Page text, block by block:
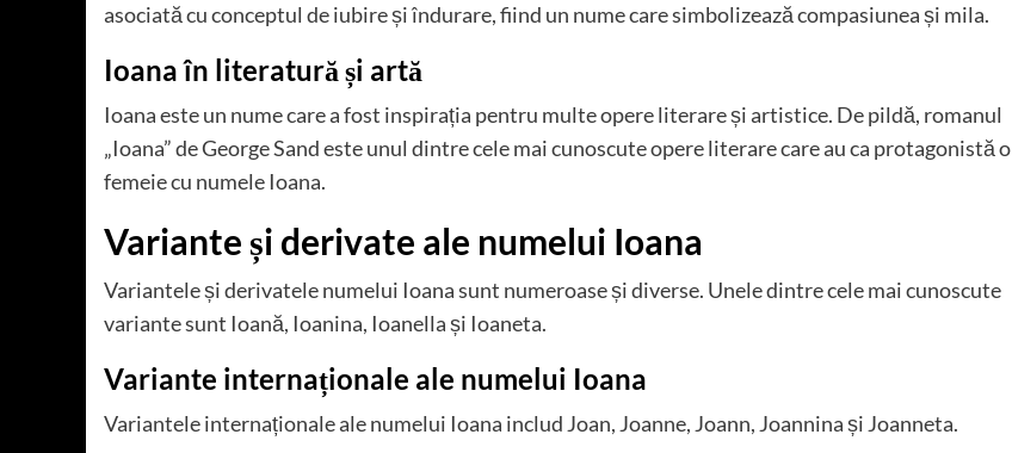
asociată cu conceptul de iubire și îndurare, fiind un nume care simbolizează compasiunea și mila.
Ioana în literatură și artă
Ioana este un nume care a fost inspirația pentru multe opere literare și artistice. De pildă, romanul
„Ioana” de George Sand este unul dintre cele mai cunoscute opere literare care au ca protagonistă o
femeie cu numele Ioana.
Variante și derivate ale numelui Ioana
Variantele și derivatele numelui Ioana sunt numeroase și diverse. Unele dintre cele mai cunoscute
variante sunt Ioană, Ioanina, Ioanella și Ioaneta.
Variante internaționale ale numelui Ioana
Variantele internaționale ale numelui Ioana includ Joan, Joanne, Joann, Joannina și Joanneta.